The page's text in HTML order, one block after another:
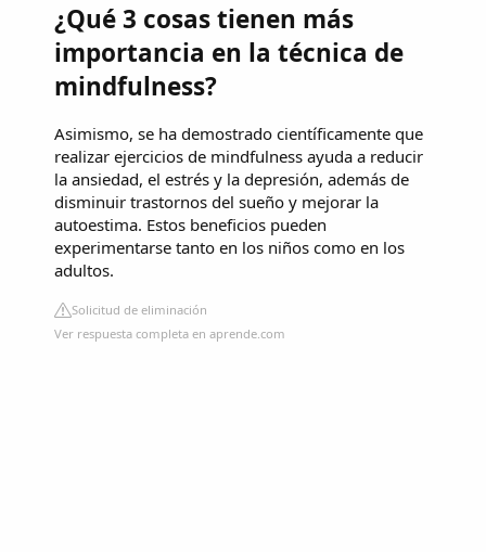
¿Qué 3 cosas tienen más
importancia en la técnica de
mindfulness?
Asimismo, se ha demostrado científicamente que
realizar ejercicios de mindfulness ayuda a reducir
la ansiedad, el estrés y la depresión, además de
disminuir trastornos del sueño y mejorar la
autoestima. Estos beneficios pueden
experimentarse tanto en los niños como en los
adultos.
Solicitud de eliminación
Ver respuesta completa en aprende.com